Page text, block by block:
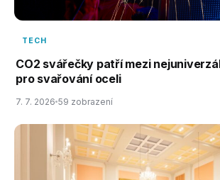
TECH
CO2 svářečky patří mezi
pro svařování oceli
7. 7. 2026 59 zobrazení